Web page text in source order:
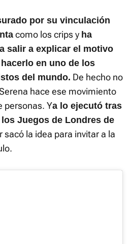
por su vinculación
como los crips y ha
salir a explicar el motivo
en uno de los
del mundo. De hecho no
hace ese movimiento
personas. Ya lo ejecutó tras
Juegos de Londres de
sacó la idea para invitar a la